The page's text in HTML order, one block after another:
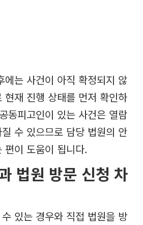
에는 사건이 아직 확정되지 않
현재 진행 상태를 먼저 확인하
동피고인이 있는 사건은 열람
수 있으므로 담당 법원의 안
편이 도움이 됩니다.
법원 방문 신청 차
있는 경우와 직접 법원을 방